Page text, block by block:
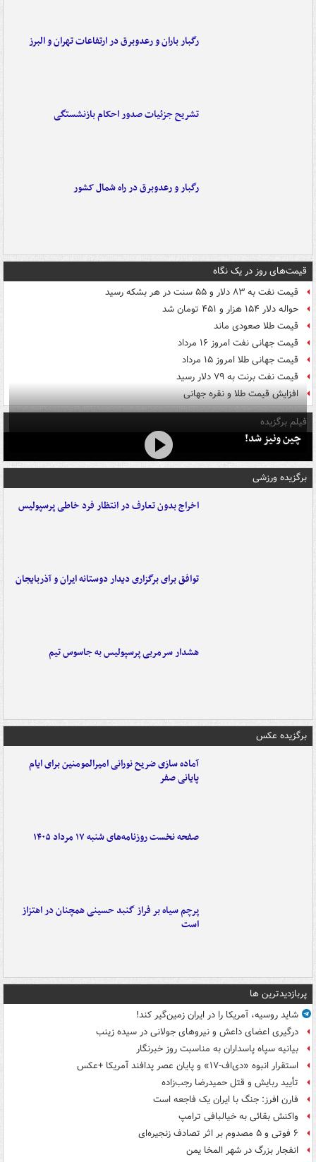
رگبار باران و رعدوبرق در ارتفاعات تهران و البرز
تشریح جزئیات صدور احکام بازنشستگی
رگبار و رعدوبرق در راه شمال کشور
قیمت‌های روز در یک نگاه
قیمت نفت به ۸۳ دلار و ۵۵ سنت در هر بشکه رسید
حواله دلار ۱۵۴ هزار و ۴۵۱ تومان شد
قیمت طلا صعودی ماند
قیمت جهانی نفت امروز ۱۶ مرداد
قیمت جهانی طلا امروز ۱۵ مرداد
قیمت نفت برنت به ۷۹ دلار رسید
افزایش قیمت طلا و نقره جهانی
فیلم برگزیده
چین ونیز شد!
برگزیده ورزشی
اخراج بدون تعارف در انتظار فرد خاطی پرسپولیس
توافق برای برگزاری دیدار دوستانه ایران و آذربایجان
هشدار سرمربی پرسپولیس به جاسوس تیم
برگزیده عکس
آماده سازی ضریح نورانی امیرالمومنین برای ایام
پایانی صفر
صفحه نخست روزنامه‌های شنبه ۱۷ مرداد ۱۴۰۵
پرچم سیاه بر فراز گنبد حسینی همچنان در اهتزاز
است
پربازدیدترین ها
شاید روسیه، آمریکا را در ایران زمین‌گیر کند!
درگیری اعضای داعش و نیروهای جولانی در سیده زینب
بیانیه سپاه پاسداران به مناسبت روز خبرنگار
استقرار انبوه «دی‌اف‑۱۷» و پایان عصر پدافند آمریکا +عکس
تأیید ربایش و قتل حمیدرضا رجب‌زاده
فارن افرز: جنگ با ایران یک فاجعه است
واکنش بقائی به خیالبافی ترامپ
۶ فوتی و ۵ مصدوم بر اثر تصادف زنجیره‌ای
انفجار بزرگ در شهر المخا یمن